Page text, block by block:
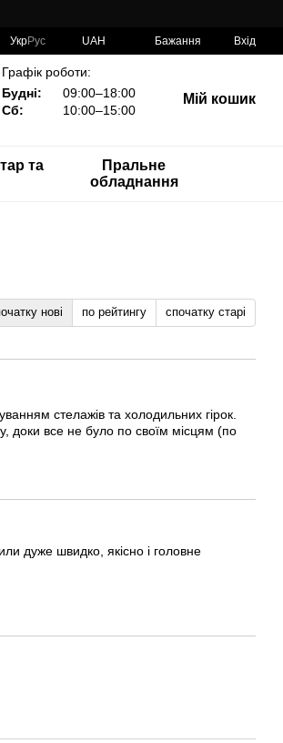
УкрРус UAH Бажання Вхід
Графік роботи:
Будні:
09:00–18:00
Сб:
10:00–15:00
Мій кошик
та
Пральне
обладнання
нові по рейтингу спочатку старі
стелажів та холодильних гірок.
доки все не було по своїм місцям (по
дуже швидко, якісно і головне